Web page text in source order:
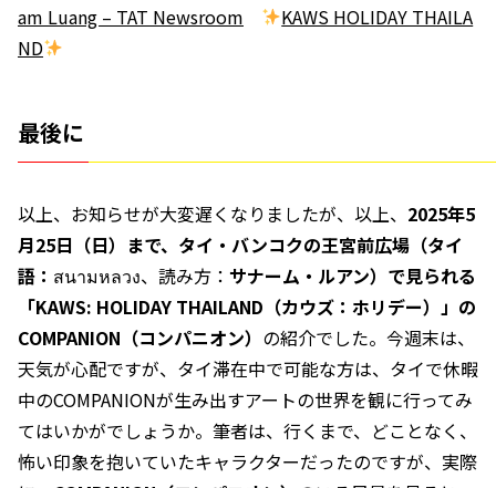
am Luang – TAT Newsroom
KAWS HOLIDAY THAILA
ND
最後に
以上、お知らせが大変遅くなりましたが、以上、 2025年5
月25日（日）まで、タイ・バンコクの王宮前広場（タイ
語： สนามหลวง、読み方： サナーム・ルアン）で見られる
「KAWS: HOLIDAY THAILAND（カウズ：ホリデー）」の
COMPANION（コンパニオン） の紹介でした。今週末は、
天気が心配ですが、タイ滞在中で可能な方は、タイで休暇
中のCOMPANIONが生み出すアートの世界を観に行ってみ
てはいかがでしょうか。筆者は、行くまで、どことなく、
怖い印象を抱いていたキャラクターだったのですが、実際